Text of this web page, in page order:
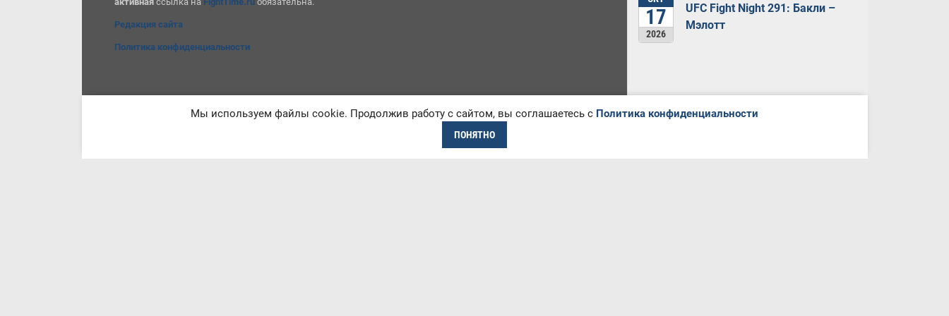
17
2026
UFC Fight Night 291: Бакли –
Мэлотт
Редакция сайта
Политика конфиденциальности
Мы используем файлы cookie. Продолжив работу с сайтом, вы соглашаетесь с Политика конфиденциальности
ПОНЯТНО